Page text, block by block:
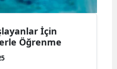
Bolu
Burdur
Bursa
İçin
Öğrenme